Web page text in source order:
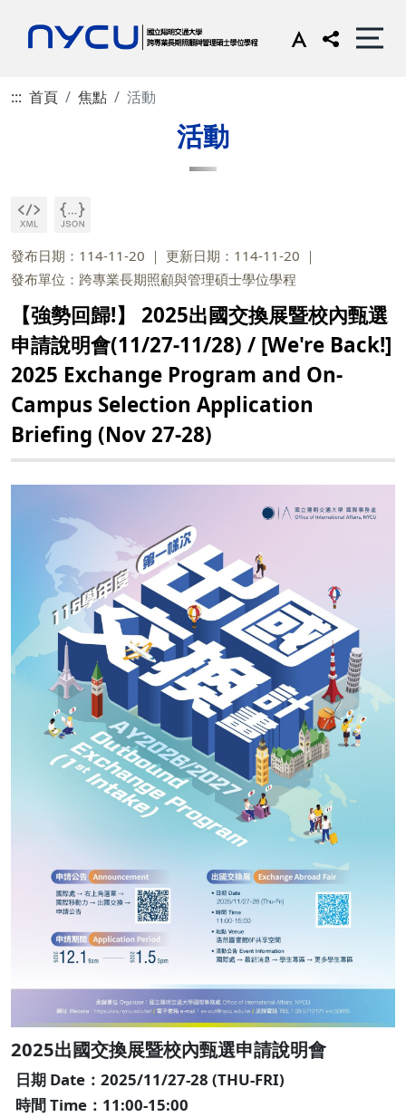
::: 首頁 焦點 活動
活動
發布日期：114-11-20
更新日期：114-11-20
發布單位：跨專業長期照顧與管理碩士學位學程
【強勢回歸!】 2025出國交換展暨校內甄選
申請說明會(11/27-11/28) / [We're Back!]
2025 Exchange Program and On-
Campus Selection Application
Briefing (Nov 27-28)
2025出國交換展暨校內甄選申請說明會
日期 Date：2025/11/27-28 (THU-FRI)
時間 Time：11:00-15:00